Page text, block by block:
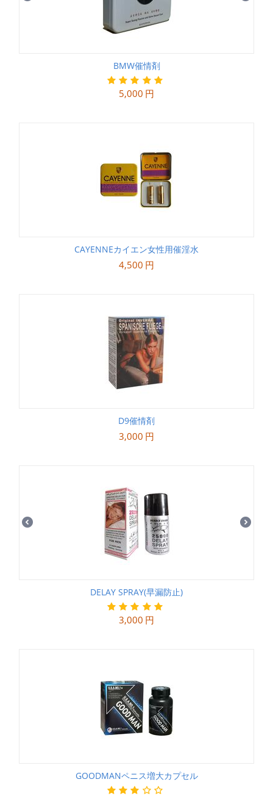
BMW催情剤
5,000 円
CAYENNEカイエン女性用催淫水
4,500 円
D9催情剤
3,000 円
DELAY SPRAY(早漏防止)
3,000 円
GOODMANペニス増大カプセル